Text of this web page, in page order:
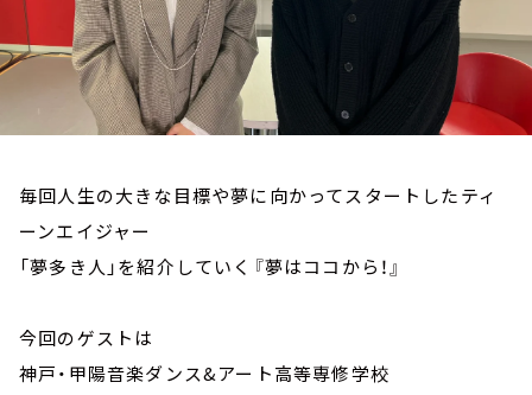
毎回人生の大きな目標や夢に向かってスタートしたティ
ーンエイジャー
「夢多き人」を紹介していく『夢はココから！』
今回のゲストは
神戸・甲陽音楽ダンス&アート高等専修学校